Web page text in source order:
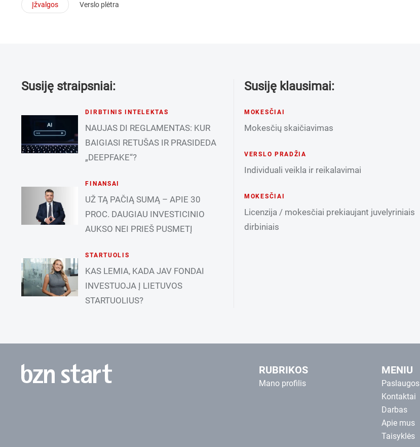
Įžvalgos Verslo plėtra
Susiję straipsniai:
DIRBTINIS INTELEKTAS
NAUJAS DI REGLAMENTAS: KUR
BAIGIASI RETUŠAS IR PRASIDEDA
„DEEPFAKE“?
FINANSAI
UŽ TĄ PAČIĄ SUMĄ – APIE 30
PROC. DAUGIAU INVESTICINIO
AUKSO NEI PRIEŠ PUSMETĮ
STARTUOLIS
KAS LEMIA, KADA JAV FONDAI
INVESTUOJA Į LIETUVOS
STARTUOLIUS?
Susiję klausimai:
MOKESČIAI
Mokesčių skaičiavimas
VERSLO PRADŽIA
Individuali veikla ir reikalavimai
MOKESČIAI
Licenzija / mokesčiai prekiaujant juvelyriniais
dirbiniais
RUBRIKOS
Mano profilis
MENIU
Paslaugos
Kontaktai
Darbas
Apie mus
Taisyklės